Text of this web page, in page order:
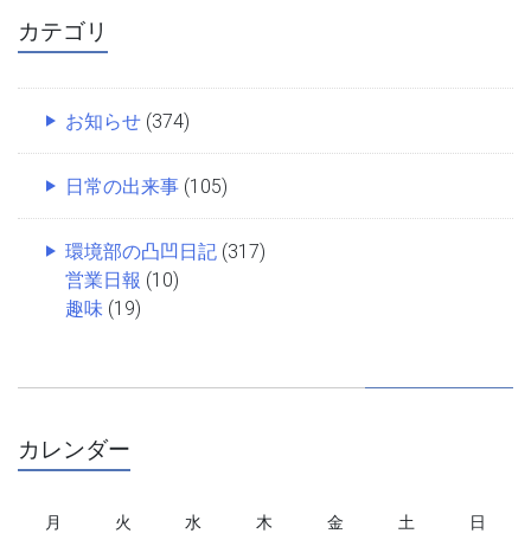
カテゴリ
お知らせ (374)
日常の出来事 (105)
環境部の凸凹日記 (317)
営業日報 (10)
趣味 (19)
カレンダー
月 火 水 木 金 土
日